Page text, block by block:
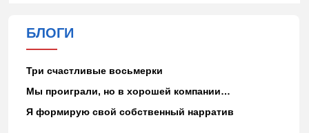
БЛОГИ
Три счастливые восьмерки
Мы проиграли, но в хорошей компании…
Я формирую свой собственный нарратив